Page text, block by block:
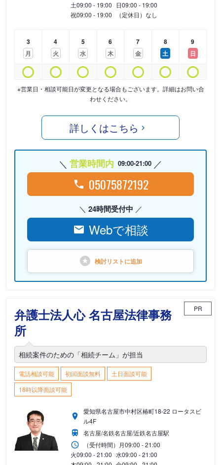
土09:00 - 19:00 日09:00 - 19:00
祝09:00 - 19:00 （定休日）なし
3
月
4
火
5
水
6
木
7
金
8
土
9
日
※営業日・相談可能日が変更となる場合もございます。詳細はお問い合
わせください。
詳しくはこちら
営業時間内 09:00-21:00
05075872192
24時間受付中
Webで相談
検討リストに追加
弁護士法人心 名古屋法律事務
所
PR
相続案件のための「相続チーム」が担当
電話相談可能 初回面談無料
土日面談可能
18時以降面談可能
愛知県名古屋市中村区椿町18-22 ロータスビ
ル4F
名古屋/名鉄名古屋/近鉄名古屋駅
（受付時間） 月09:00 - 21:00
火09:00 - 21:00 水09:00 - 21:00